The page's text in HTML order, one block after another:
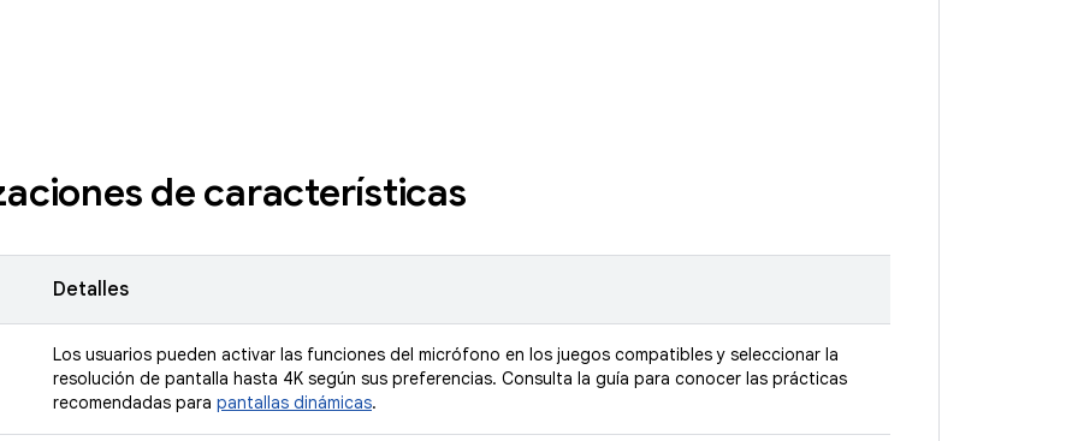
de características
Detalles
Los usuarios pueden activar las funciones del micrófono en los juegos compatibles y seleccionar la
resolución de pantalla hasta 4K según sus preferencias. Consulta la guía para conocer las prácticas
recomendadas para pantallas dinámicas.